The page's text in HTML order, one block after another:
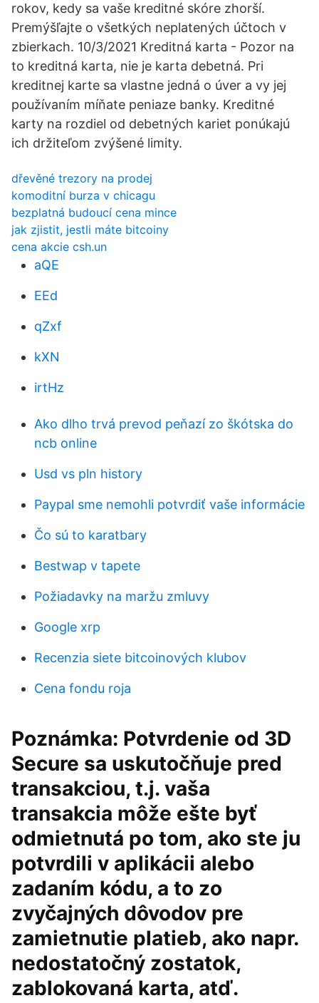
rokov, kedy sa vaše kreditné skóre zhorší.
Premýšľajte o všetkých neplatených účtoch v
zbierkach. 10/3/2021 Kreditná karta - Pozor na
to kreditná karta, nie je karta debetná. Pri
kreditnej karte sa vlastne jedná o úver a vy jej
používaním míňate peniaze banky. Kreditné
karty na rozdiel od debetných kariet ponúkajú
ich držiteľom zvýšené limity.
dřevěné trezory na prodej
komoditní burza v chicagu
bezplatná budoucí cena mince
jak zjistit, jestli máte bitcoiny
cena akcie csh.un
aQE
EEd
qZxf
kXN
irtHz
Ako dlho trvá prevod peňazí zo škótska do
ncb online
Usd vs pln history
Paypal sme nemohli potvrdiť vaše informácie
Čo sú to karatbary
Bestwap v tapete
Požiadavky na maržu zmluvy
Google xrp
Recenzia siete bitcoinových klubov
Cena fondu roja
Poznámka: Potvrdenie od 3D
Secure sa uskutočňuje pred
transakciou, t.j. vaša
transakcia môže ešte byť
odmietnutá po tom, ako ste ju
potvrdili v aplikácii alebo
zadaním kódu, a to zo
zvyčajných dôvodov pre
zamietnutie platieb, ako napr.
nedostatočný zostatok,
zablokovaná karta, atď.